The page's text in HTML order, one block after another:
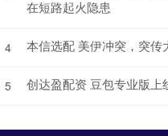
在短路起火隐患
4 本信选配 美伊冲突，突传
5 创达盈配资 豆包专业版